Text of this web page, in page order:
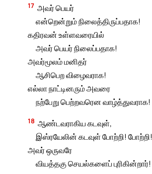
17 அவர் பெயர்
என்றென்றும் நிலைத்திருப்பதாக!
கதிரவன் உள்ளவரையில்
அவர் பெயர் நிலைப்பதாக!
அவர்மூலம் மனிதர்
ஆசிபெற விழைவராக!
எல்லா நாட்டினரும் அவரை
நற்பேறு பெற்றவரென வாழ்த்துவராக!
18 ஆண்டவராகிய கடவுள்,
இஸ்ரயேலின் கடவுள் போற்றி! போற்றி!
அவர் ஒருவரே
வியத்தகு செயல்களைப் புரிகின்றார்!